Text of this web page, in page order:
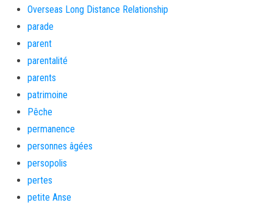
Overseas Long Distance Relationship
parade
parent
parentalité
parents
patrimoine
Pêche
permanence
personnes âgées
persopolis
pertes
petite Anse